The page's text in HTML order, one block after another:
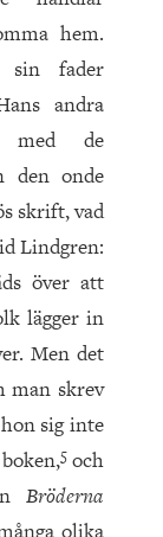
hem.
sin fader
andra
med de
den onde
skrift, vad
Lindgren:
över att
lägger in
Men det
man skrev
sig inte
5och
Bröderna